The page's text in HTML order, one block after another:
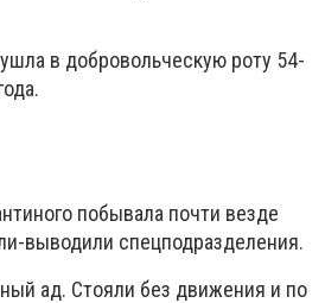
в добровольческую роту 54-
побывала почти везде
выводили спецподразделения.
ад. Стояли без движения и по